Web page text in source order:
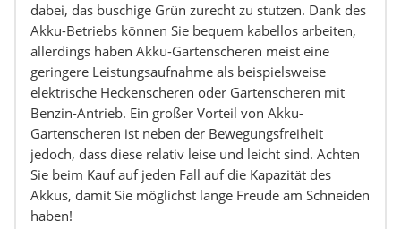
dabei, das buschige Grün zurecht zu stutzen. Dank des
Akku-Betriebs können Sie bequem kabellos arbeiten,
allerdings haben Akku-Gartenscheren meist eine
geringere Leistungsaufnahme als beispielsweise
elektrische Heckenscheren oder Gartenscheren mit
Benzin-Antrieb. Ein großer Vorteil von Akku-
Gartenscheren ist neben der Bewegungsfreiheit
jedoch, dass diese relativ leise und leicht sind. Achten
Sie beim Kauf auf jeden Fall auf die Kapazität des
Akkus, damit Sie möglichst lange Freude am Schneiden
haben!